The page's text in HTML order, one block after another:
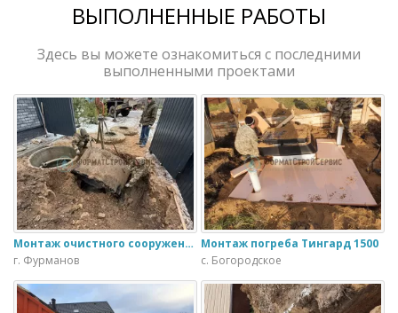
ВЫПОЛНЕННЫЕ РАБОТЫ
Здесь вы можете ознакомиться с последними
выполненными проектами
Монтаж очистного сооружения Тверь - 1.1ПН в загородном доме
г. Фурманов
Монтаж погреба Тингард 1500
с. Богородское